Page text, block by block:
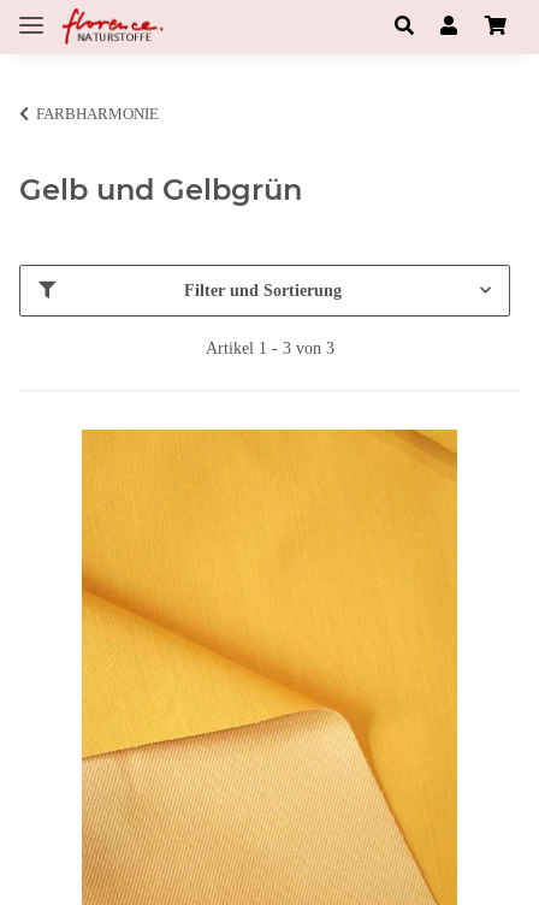
FARBHARMONIE
Gelb und Gelbgrün
Filter und Sortierung
Artikel 1 - 3 von 3